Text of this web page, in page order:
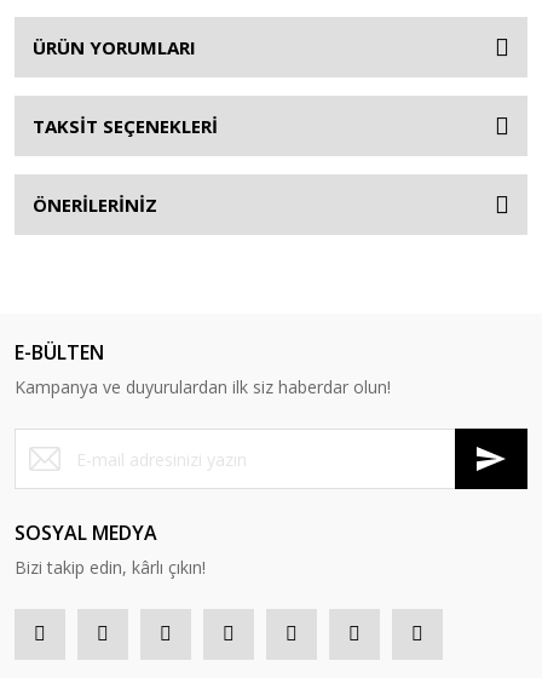
ÜRÜN YORUMLARI
TAKSİT SEÇENEKLERİ
ÖNERİLERİNİZ
E-BÜLTEN
Kampanya ve duyurulardan ilk siz haberdar olun!
SOSYAL MEDYA
Bizi takip edin, kârlı çıkın!